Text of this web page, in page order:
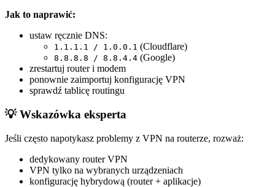
Jak to naprawić:
ustaw ręcznie DNS:
1.1.1.1 / 1.0.0.1 (Cloudflare)
8.8.8.8 / 8.8.4.4 (Google)
zrestartuj router i modem
ponownie zaimportuj konfigurację VPN
sprawdź tablicę routingu
💡 Wskazówka eksperta
Jeśli często napotykasz problemy z VPN na routerze, rozważ:
dedykowany router VPN
VPN tylko na wybranych urządzeniach
konfigurację hybrydową (router + aplikacje)